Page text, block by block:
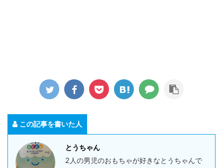
この記事を書いた人
とうちゃん
2人の男児のおもちゃが好きなとうちゃんで